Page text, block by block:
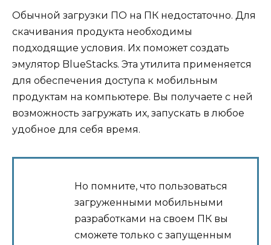
Обычной загрузки ПО на ПК недостаточно. Для
скачивания продукта необходимы
подходящие условия. Их поможет создать
эмулятор BlueStacks. Эта утилита применяется
для обеспечения доступа к мобильным
продуктам на компьютере. Вы получаете с ней
возможность загружать их, запускать в любое
удобное для себя время.
Но помните, что пользоваться
загруженными мобильными
разработками на своем ПК вы
сможете только с запущенным